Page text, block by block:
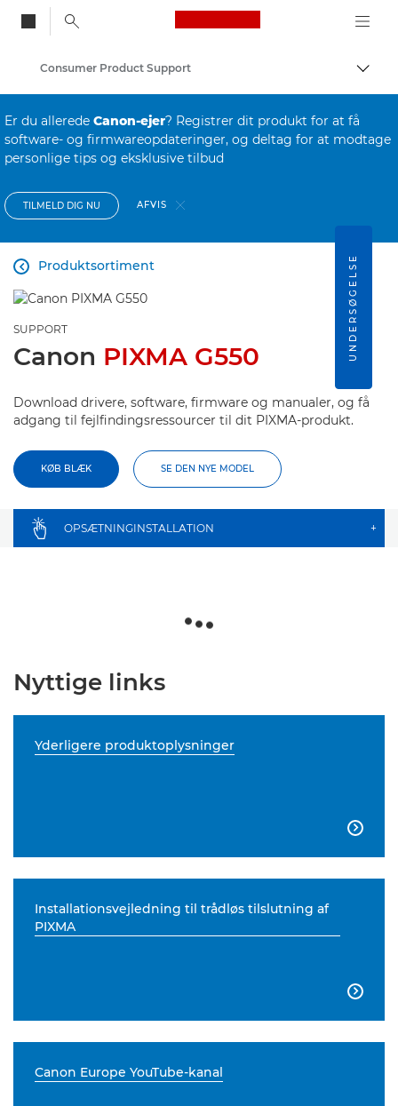
Canon Logo, back
Skift
Consumer Product Support
Er du allerede Canon-ejer? Registrer dit produkt for at få
software- og firmwareopdateringer, og deltag for at modtage
personlige tips og eksklusive tilbud
TILMELD DIG NU AFVIS
Produktsortiment

SUPPORT
Canon PIXMA G550
Download drivere, software, firmware og manualer, og få
adgang til fejlfindingsressourcer til dit PIXMA-produkt.
KØB BLÆK SE DEN NYE MODEL
OPSÆTNINGINSTALLATION +
Nyttige links
Yderligere produktoplysninger

Installationsvejledning til trådløs tilslutning af
PIXMA

Canon Europe YouTube-kanal
UNDERSØGELSE